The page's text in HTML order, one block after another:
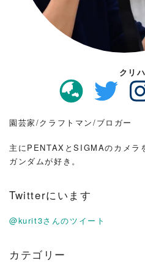
クリ
園芸家/クラフトマン/ブロガー
主にPENTAXとSIGMAのカメラ
ガンダムが好き。
Twitterにいます
@kurit3さんのツイート
カテゴリー